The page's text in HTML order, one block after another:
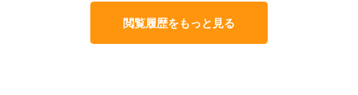
閲覧履歴をもっと見る